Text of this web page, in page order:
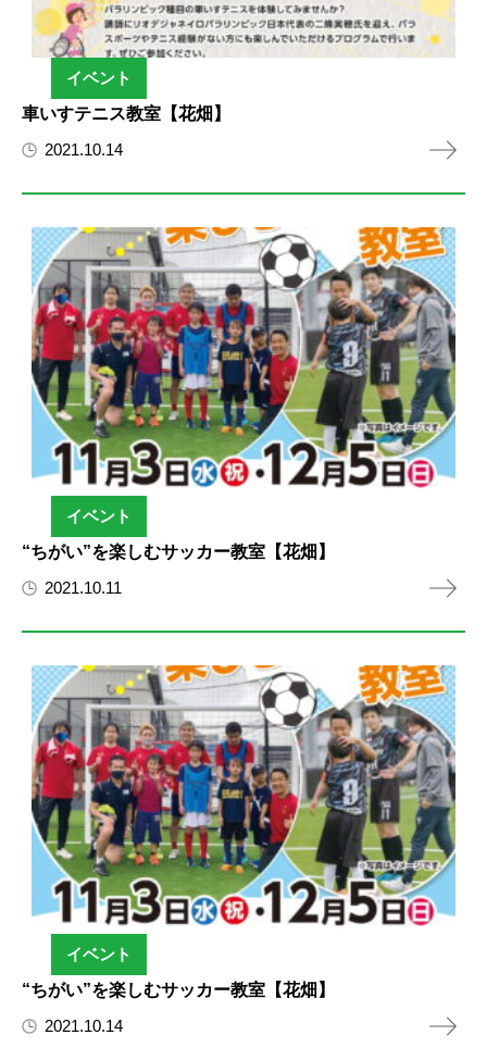
イベント
車いすテニス教室【花畑】
2021.10.14
イベント
“ちがい”を楽しむサッカー教室【花畑】
2021.10.11
イベント
“ちがい”を楽しむサッカー教室【花畑】
2021.10.14